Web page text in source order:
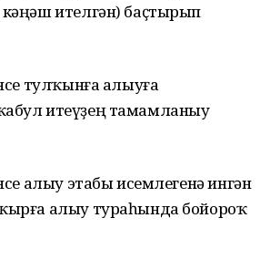
ителгән) баҫтырып
тулҡынға алыуға
итеүҙең тамамланыу
алыу этабы исемлегенә ингән
алыу тураһында бойороҡ